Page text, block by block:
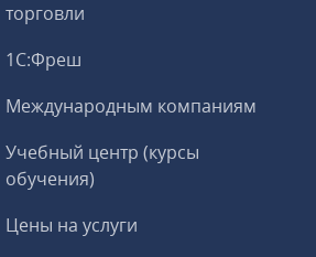
торговли
1С:Фреш
Международным компаниям
Учебный центр (курсы
обучения)
Цены на услуги